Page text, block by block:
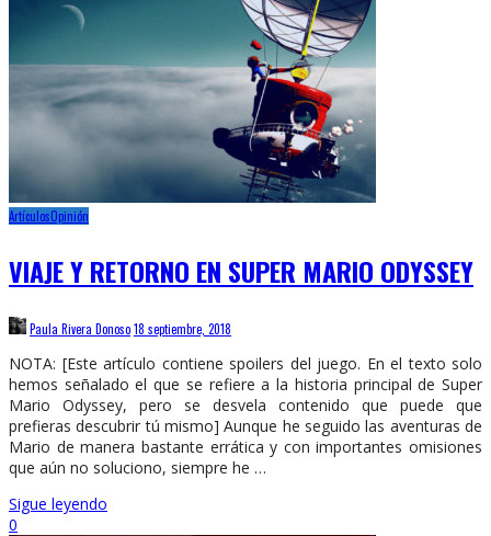
ArtículosOpinión
VIAJE Y RETORNO EN SUPER MARIO ODYSSEY
Paula Rivera Donoso18 septiembre, 2018
NOTA: [Este artículo contiene spoilers del juego. En el texto solo
hemos señalado el que se refiere a la historia principal de Super
Mario Odyssey, pero se desvela contenido que puede que
prefieras descubrir tú mismo] Aunque he seguido las aventuras de
Mario de manera bastante errática y con importantes omisiones
que aún no soluciono, siempre he …
Sigue leyendo
0